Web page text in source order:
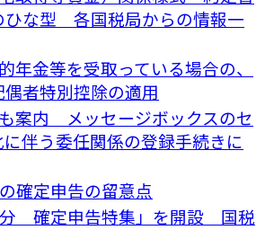
ひな型 各国税局からの情報一
年金等を受取っている場合の、
者特別控除の適用
案内 メッセージボックスのセ
伴う委任関係の登録手続きに
確定申告の留意点
分 確定申告特集」を開設 国税